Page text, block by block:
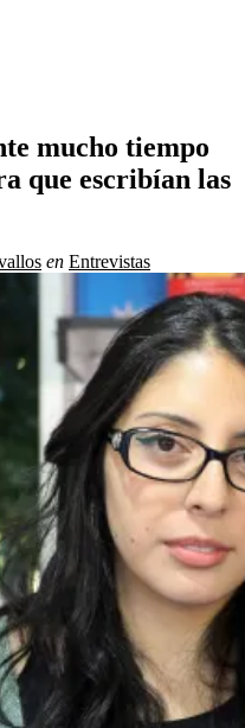
mucho tiempo
que escribían las
en Entrevistas